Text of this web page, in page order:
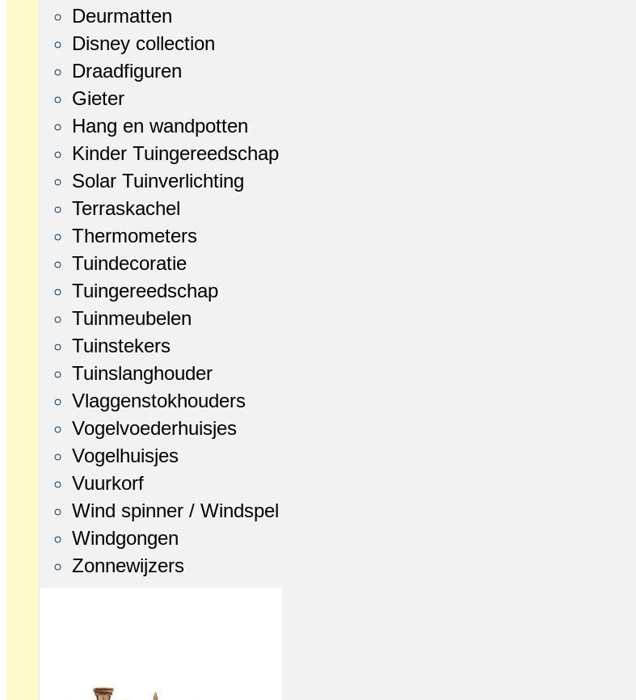
Deurmatten
Disney collection
Draadfiguren
Gieter
Hang en wandpotten
Kinder Tuingereedschap
Solar Tuinverlichting
Terraskachel
Thermometers
Tuindecoratie
Tuingereedschap
Tuinmeubelen
Tuinstekers
Tuinslanghouder
Vlaggenstokhouders
Vogelvoederhuisjes
Vogelhuisjes
Vuurkorf
Wind spinner / Windspel
Windgongen
Zonnewijzers